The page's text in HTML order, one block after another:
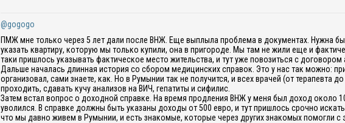
@gogogo
ПМЖ мне только через 5 лет дали после ВНЖ. Еще выплыла проблема в документах. Нужна
указать квартиру, которую мы только купили, она в пригороде. Мы там не жили еще и
таки пришлось указывать фактическое место жительства, и тут уже повозиться с договором
Дальше началась длинная история со сбором медицинских справок. Это у нас так можно:
организовал, сами знаете, как. Но в Румынии так не получится, и всех врачей (от терапевта
проходить, сдавать кучу анализов на ВИЧ, гепатиты и сифилис.
Затем встал вопрос о доходной справке. На время продления ВНЖ у меня был доход около
уволился. В справке должны быть указаны доходы от 500 евро, и тут пришлось срочно
что мы давно живем в Румынии, и есть знакомые, которые через других знакомых помогли с